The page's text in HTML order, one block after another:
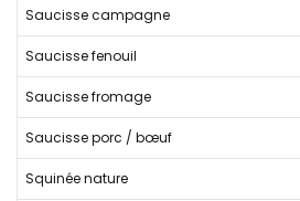
Saucisse campagne
Saucisse fenouil
Saucisse fromage
Saucisse porc / bœuf
Squinée nature